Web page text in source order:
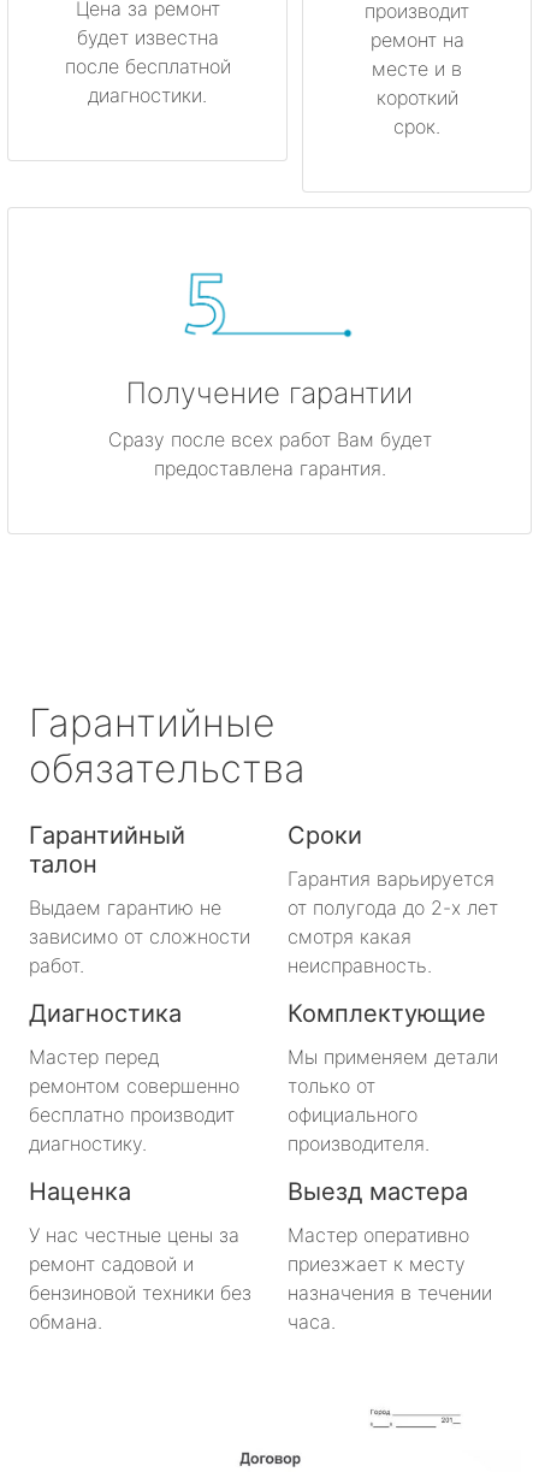
Мурино
Никольское
Новая Ладога
Приозерск
Сясьстрой
Тосно
Шлиссельбург
Важины
Вырица
Дружная Горка
Цена за ремонт
будет известна
после бесплатной
диагностики.
производит
ремонт на
месте и в
короткий
срок.
Получение гарантии
Сразу после всех работ Вам будет
предоставлена гарантия.
Гарантийные
обязательства
Гарантийный
талон
Выдаем гарантию не
зависимо от сложности
работ.
Сроки
Гарантия варьируется
от полугода до 2-х лет
смотря какая
неисправность.
Диагностика
Мастер перед
ремонтом совершенно
бесплатно производит
диагностику.
Комплектующие
Мы применяем детали
только от
официального
производителя.
Наценка
У нас честные цены за
ремонт садовой и
бензиновой техники без
обмана.
Выезд мастера
Мастер оперативно
приезжает к месту
назначения в течении
часа.